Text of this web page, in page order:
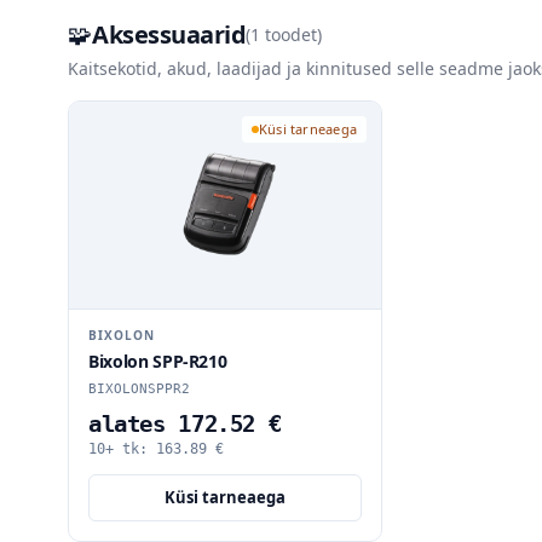
🧩Aksessuaarid(1 toodet)
Kaitsekotid, akud, laadijad ja kinnitused selle seadme
Küsi tarneaega
BIXOLON
Bixolon SPP-R210
BIXOLONSPPR2
alates 172.52 €
10+ tk: 163.89 €
Küsi tarneaega